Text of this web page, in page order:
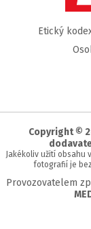
Etický
Copyright ©
Jakékoliv užití
fotografií je bez
Provozovatelem